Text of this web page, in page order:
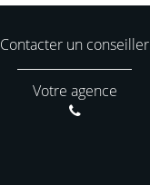
Contacter un conseiller
Votre agence